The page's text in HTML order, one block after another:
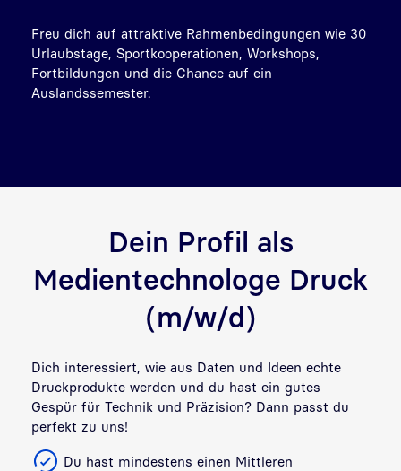
Freu dich auf attraktive Rahmenbedingungen wie 30
Urlaubstage, Sportkooperationen, Workshops,
Fortbildungen und die Chance auf ein
Auslandssemester.
Dein Profil als
Medientechnologe Druck
(m/w/d)
Dich interessiert, wie aus Daten und Ideen echte
Druckprodukte werden und du hast ein gutes
Gespür für Technik und Präzision? Dann passt du
perfekt zu uns!
Du hast mindestens einen Mittleren